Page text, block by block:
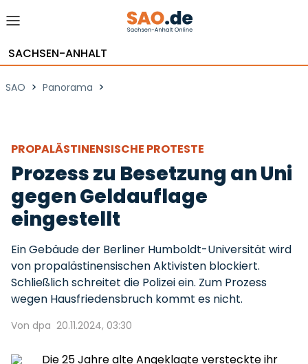
SACHSEN-ANHALT
SAO > Panorama >
PROPALÄSTINENSISCHE PROTESTE
Prozess zu Besetzung an Uni
gegen Geldauflage
eingestellt
Ein Gebäude der Berliner Humboldt-Universität wird
von propalästinensischen Aktivisten blockiert.
Schließlich schreitet die Polizei ein. Zum Prozess
wegen Hausfriedensbruch kommt es nicht.
Von dpa 20.11.2024, 03:30